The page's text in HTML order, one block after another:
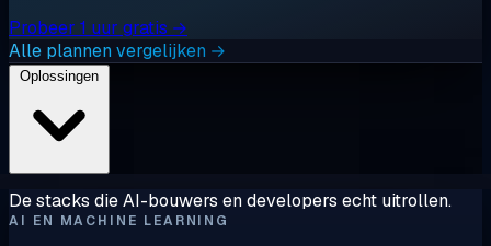
Probeer 1 uur gratis →
Alle plannen vergelijken →
De stacks die AI-bouwers en developers echt uitrollen.
AI EN MACHINE LEARNING